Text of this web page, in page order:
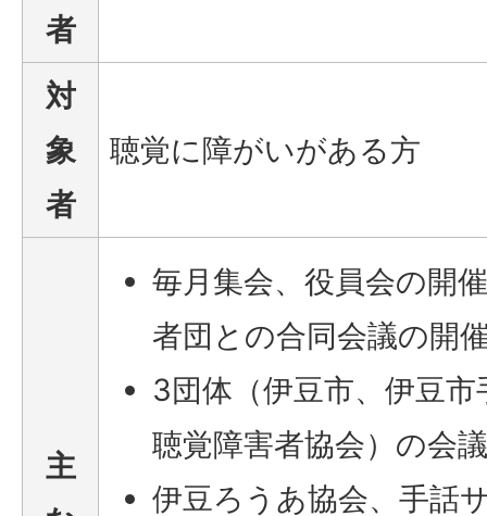
者
対
象
者
聴覚に障がいがある方
主
毎月集会、役員会の開
者団との合同会議の開
3団体（伊豆市、伊豆
聴覚障害者協会）の会
伊豆ろうあ協会、手話